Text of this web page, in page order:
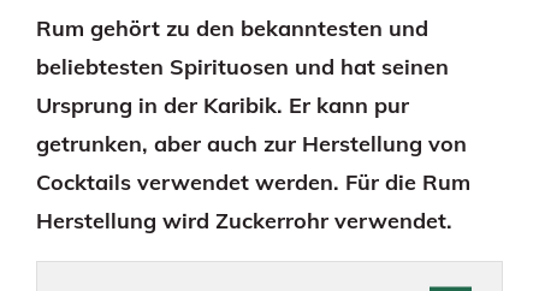
Rum gehört zu den bekanntesten und
beliebtesten Spirituosen und hat seinen
Ursprung in der Karibik. Er kann pur
getrunken, aber auch zur Herstellung von
Cocktails verwendet werden. Für die Rum
Herstellung wird Zuckerrohr verwendet.